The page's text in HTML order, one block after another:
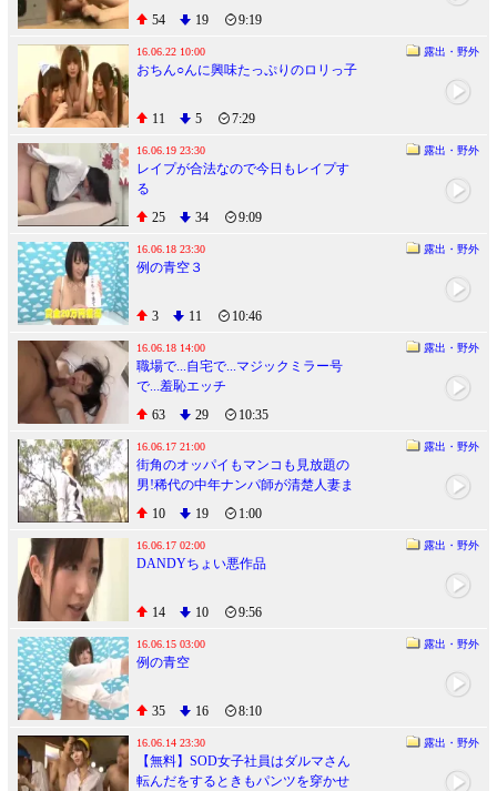
54 19 9:19
16.06.22 10:00 露出・野外
おちん○んに興味たっぷりのロリっ子
11 5 7:29
16.06.19 23:30 露出・野外
レイプが合法なので今日もレイプす
る
25
34 9:09
16.06.18 23:30 露出・野外
例の青空３
3 11 10:46
16.06.18 14:00 露出・野外
職場で...自宅で...マジックミラー号
で...羞恥エッチ
63
29 10:35
16.06.17 21:00 露出・野外
街角のオッパイもマンコも見放題の
男!稀代の中年ナンパ師が清楚人妻ま
で総勢4名ゲット!!
10 19 1:00
16.06.17 02:00 露出・野外
DANDYちょい悪作品
14 10 9:56
16.06.15 03:00 露出・野外
例の青空
35 16 8:10
16.06.14 23:30 露出・野外
【無料】SOD女子社員はダルマさん
転んだをするときもパンツを穿かせ